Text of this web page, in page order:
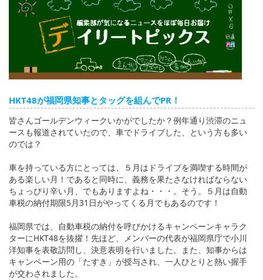
Bahasa Indonesia
HKT48が福岡県知事とタッグを組んでPR！
皆さんゴールデンウィークいかがでしたか？例年通り渋滞のニュ
ースも報道されていたので、車でドライブした、という方も多い
のでは？
車を持っている方にとっては、５月はドライブを満喫する時間が
ある楽しい月！であると同時に、義務を果たさなければならない
ちょっぴり辛い月、でもありますよね・・・。そう。５月は自動
車税の納付期限5月31日がやってくる月でもあるのです！
福岡県では、自動車税の納付を呼びかけるキャンペーンキャラク
ターにHKT48を抜擢！先ほど、メンバーの代表が福岡県庁で小川
洋知事を表敬訪問し、決意表明を行いました。また、知事からは
キャンペーン用の「たすき」が授与され、一人ひとりと熱い握手
が交わされました。